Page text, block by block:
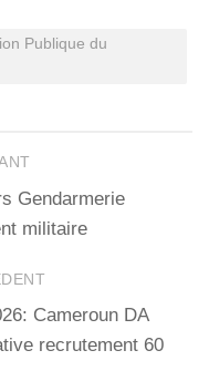
Publique du
Gendarmerie
militaire
Cameroun DA
recrutement 60